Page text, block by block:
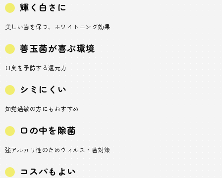
輝く白さに
美しい歯を保つ、ホワイトニング効果
善玉菌が喜ぶ環境
口臭を予防する還元力
シミにくい
知覚過敏の方にもおすすめ
口の中を除菌
強アルカリ性のためウィルス・菌対策
コスパもよい